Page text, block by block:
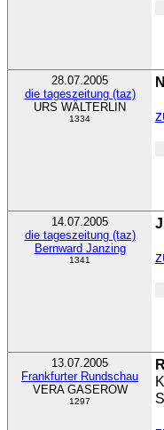
28.07.2005
die tageszeitung (taz)
URS WÄLTERLIN
1334
14.07.2005
die tageszeitung (taz)
Bernward Janzing
1341
13.07.2005
Frankfurter Rundschau
VERA GASEROW
1297